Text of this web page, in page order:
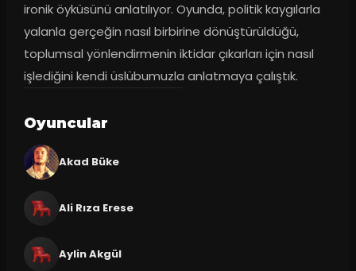
ironik öyküsünü anlatılıyor. Oyunda, politik kaygılarla
yalanla gerçeğin nasıl birbirine dönüştürüldüğü,
toplumsal yönlendirmenin iktidar çıkarları için nasıl
işlediğini kendi üslübumuzla anlatmaya çalıştık.
Oyuncular
Akad Büke
Ali Rıza Erese
Aylin Akgül